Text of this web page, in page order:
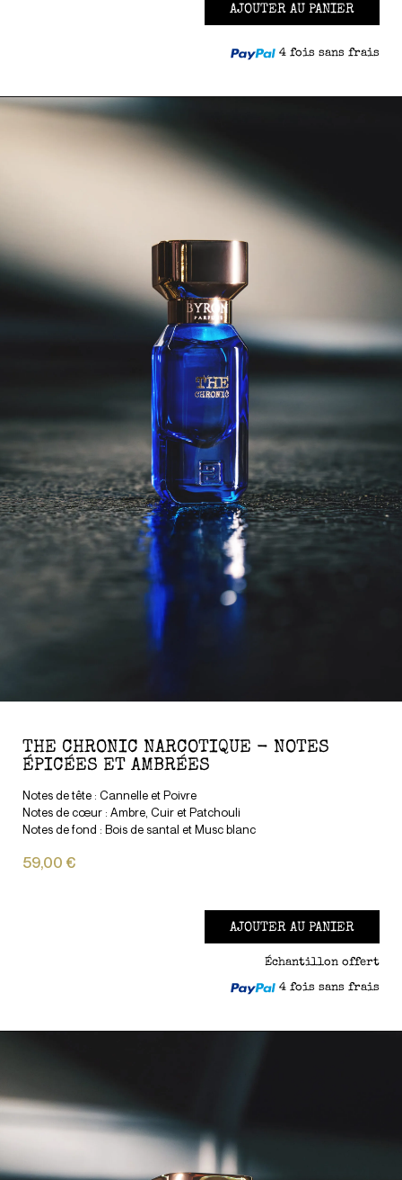
AJOUTER AU PANIER
4 fois sans frais
THE CHRONIC NARCOTIQUE - NOTES
ÉPICÉES ET AMBRÉES
Notes de tête : Cannelle et Poivre
Notes de cœur : Ambre, Cuir et Patchouli
Notes de fond : Bois de santal et Musc blanc
59,00 €
AJOUTER AU PANIER
Échantillon offert
4 fois sans frais